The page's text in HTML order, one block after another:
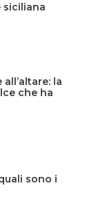
siciliana
la
che ha
sono i